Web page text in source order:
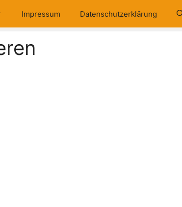
Impressum Datenschutzerklärung